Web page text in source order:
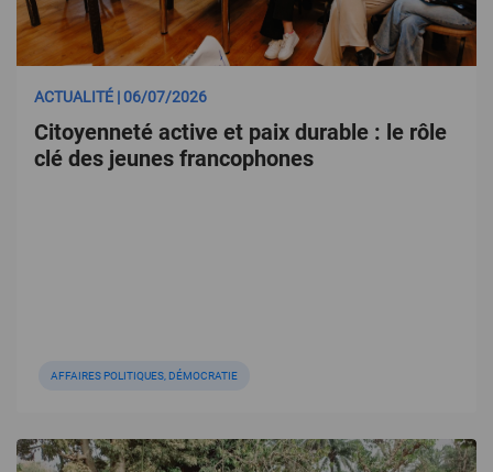
ACTUALITÉ | 06/07/2026
Citoyenneté active et paix durable : le rôle
clé des jeunes francophones
AFFAIRES POLITIQUES, DÉMOCRATIE